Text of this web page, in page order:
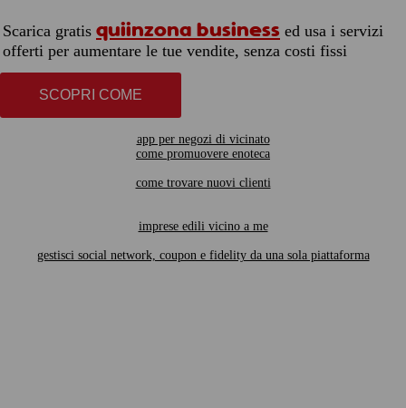
Scarica gratis quiinzona business ed usa i servizi
offerti per aumentare le tue vendite, senza costi fissi
SCOPRI COME
app per negozi di vicinato
come promuovere enoteca
come trovare nuovi clienti
imprese edili vicino a me
gestisci social network, coupon e fidelity da una sola piattaforma